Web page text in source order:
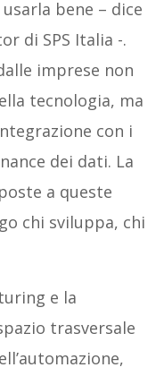
bene – dice
di SPS Italia -.
imprese non
tecnologia, ma
con i
dei dati. La
a queste
chi sviluppa, chi
e la
trasversale